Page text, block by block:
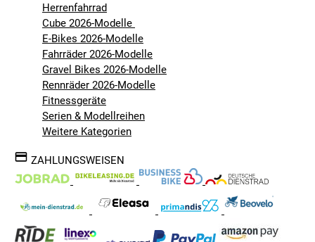
Herrenfahrrad
Cube 2026-Modelle
E-Bikes 2026-Modelle
Fahrräder 2026-Modelle
Gravel Bikes 2026-Modelle
Rennräder 2026-Modelle
Fitnessgeräte
Serien & Modellreihen
Weitere Kategorien
ZAHLUNGSWEISEN